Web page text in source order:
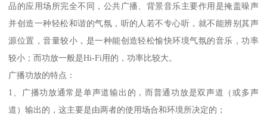
品的应用场所完全不同，公共广播、背景音乐主要作用是掩盖噪声
并创造一种轻松和谐的气氛，听的人若不专心听，就不能辨别其声
源位置，音量较小，是一种能创造轻松愉快环境气氛的音乐，功率
较小；而功放一般是Hi-Fi用的，功率比较大。
广播功放的特点：
1、广播功放通常是单声道输出的，而普通功放是双声道（或多声
道）输出的，这主要是由两者的使用场合和环境所决定的；